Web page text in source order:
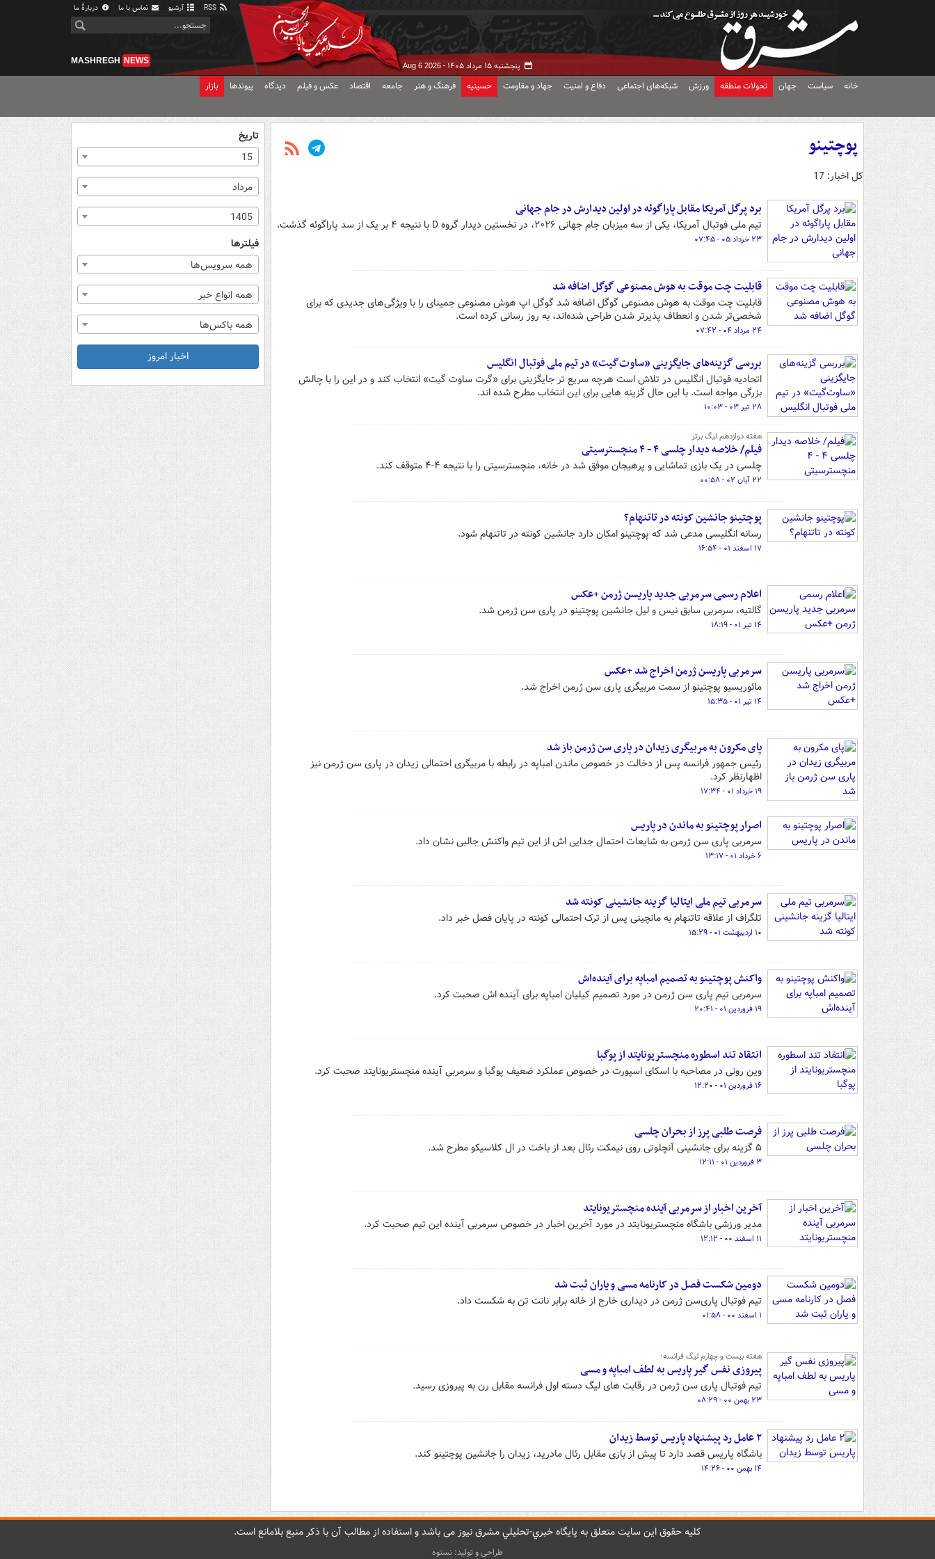
آرشیو تماس با ما دربارهٔ ما
پنجشنبه ۱۵ مرداد ۱۴۰۵ - Aug 6 2026
MASHREGH NEWS
خانه سیاست جهان تحولات منطقه ورزش شبکه‌های اجتماعی دفاع و امنیت جهاد و مقاومت حسینیه فرهنگ و هنر جامعه اقتصاد عکس و فیلم دیدگاه پیوندها بازار
پوچتینو
کل اخبار: 17
برد پرگل آمریکا مقابل پاراگوئه در اولین دیدارش در جام جهانی
تیم ملی فوتبال آمریکا، یکی از سه میزبان جام جهانی ۲۰۲۶، در نخستین دیدار گروه D با نتیجه ۴ بر یک از سد پاراگوئه گذشت.
۲۳ خرداد ۰۵ - ۰۷:۴۵
قابلیت چت موقت به هوش مصنوعی گوگل اضافه شد
قابلیت چت موقت به هوش مصنوعی گوگل اضافه شد گوگل اپ هوش مصنوعی جمینای را با ویژگی‌های جدیدی که برای
شخصی‌تر شدن و انعطاف پذیرتر شدن طراحی شده‌اند، به روز رسانی کرده است.
۲۴ مرداد ۰۴ - ۰۷:۴۲
بررسی گزینه‌های جایگزینی «ساوت‌گیت» در تیم ملی فوتبال انگلیس
اتحادیه فوتبال انگلیس در تلاش است هرچه سریع تر جایگزینی برای «گرت ساوت گیت» انتخاب کند و در این را با چالش
بزرگی مواجه است. با این حال گزینه هایی برای این انتخاب مطرح شده اند.
۲۸ تیر ۰۳ - ۱۰:۰۳
هفته دوازدهم لیگ برتر
فیلم/ خلاصه دیدار چلسی ۴ - ۴ منچسترسیتی
چلسی در یک بازی تماشایی و پرهیجان موفق شد در خانه، منچسترسیتی را با نتیجه ۴-۴ متوقف ‏کند.
۲۲ آبان ۰۲ - ۰۰:۵۸
پوچتینو جانشین کونته در تاتنهام؟
رسانه انگلیسی مدعی شد که پوچتینو امکان دارد جانشین کونته در تاتنهام شود.
۱۷ اسفند ۰۱ - ۱۶:۵۴
اعلام رسمی سرمربی جدید پاریسن ژرمن +عکس
گالتیه، سرمربی سابق نیس و لیل جانشین پوچتینو در پاری سن ژرمن شد.
۱۴ تیر ۰۱ - ۱۸:۱۹
سرمربی پاریسن ژرمن اخراج شد +عکس
مائوریسیو پوچتینو از سمت مربیگری پاری سن ژرمن اخراج شد.
۱۴ تیر ۰۱ - ۱۵:۳۵
پای مکرون به مربیگری زیدان در پاری سن ژرمن باز شد
رئیس جمهور فرانسه پس از دخالت در خصوص ماندن امباپه در رابطه با مربیگری احتمالی زیدان در پاری سن ژرمن نیز
اظهارنظر کرد.
۱۹ خرداد ۰۱ - ۱۷:۳۴
اصرار پوچتینو به ماندن در پاریس
سرمربی پاری سن ژرمن به شایعات احتمال جدایی اش از این تیم واکنش جالبی نشان داد.
۶ خرداد ۰۱ - ۱۳:۱۷
سرمربی تیم ملی ایتالیا گزینه جانشینی کونته شد
تلگراف از علاقه تاتنهام به مانچینی پس از ترک احتمالی کونته در پایان فصل خبر داد.
۱۰ اردیبهشت ۰۱ - ۱۵:۲۹
واکنش پوچتینو به تصمیم امباپه برای آینده‌اش
سرمربی تیم پاری سن ژرمن در مورد تصمیم کیلیان امباپه برای آینده اش صحبت کرد.
۱۹ فروردین ۰۱ - ۲۰:۴۱
انتقاد تند اسطوره منچستریونایتد از پوگبا
وین رونی در مصاحبه با اسکای اسپورت در خصوص عملکرد ضعیف پوگبا و سرمربی آینده منچستریونایتد صحبت کرد.
۱۶ فروردین ۰۱ - ۱۲:۲۰
فرصت طلبی پرز از بحران چلسی
۵ گزینه برای جانشینی آنچلوتی روی نیمکت رئال بعد از باخت در ال کلاسیکو مطرح شد.
۳ فروردین ۰۱ - ۱۲:۱۱
آخرین اخبار از سرمربی آینده منچستریونایتد
مدیر ورزشی باشگاه منچستریونایتد در مورد آخرین اخبار در خصوص سرمربی آینده این تیم صحبت کرد.
۱۱ اسفند ۰۰ - ۱۲:۱۲
دومین شکست فصل در کارنامه‌ مسی و یاران ثبت‌ شد
تیم فوتبال پاری‌سن ژرمن در دیداری خارج از خانه برابر نانت تن به شکست داد.
۱ اسفند ۰۰ - ۰۱:۵۸
هفته بیست و چهارم لیگ فرانسه؛
پیروزی نفس گیر پاریس به لطف امباپه و مسی
تیم فوتبال پاری سن ژرمن در رقابت های لیگ دسته اول فرانسه مقابل رن به پیروزی رسید.
۲۳ بهمن ۰۰ - ۰۸:۲۹
۲ عامل رد پیشنهاد پاریس توسط زیدان
باشگاه پاریس قصد دارد تا پیش از بازی مقابل رئال مادرید، زیدان را جانشین پوچتینو کند.
۱۴ بهمن ۰۰ - ۱۴:۲۶
تاریخ
15
مرداد
1405
فیلترها
همه سرویس‌ها
همه انواع خبر
همه باکس‌ها
اخبار امروز
کليه حقوق اين سايت متعلق به پایگاه خبري-تحليلي مشرق نيوز می باشد و استفاده از مطالب آن با ذکر منبع بلامانع است.
طراحی و تولید: نستوه